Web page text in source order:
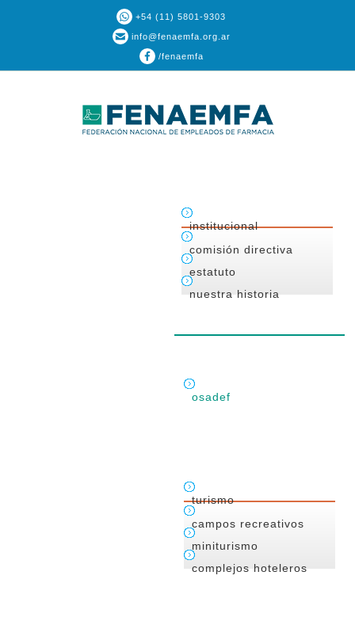
+54 (11) 5801-9303
info@fenaemfa.org.ar
/fenaemfa
institucional
comisión directiva
estatuto
nuestra historia
osadef
turismo
campos recreativos
miniturismo
complejos hoteleros